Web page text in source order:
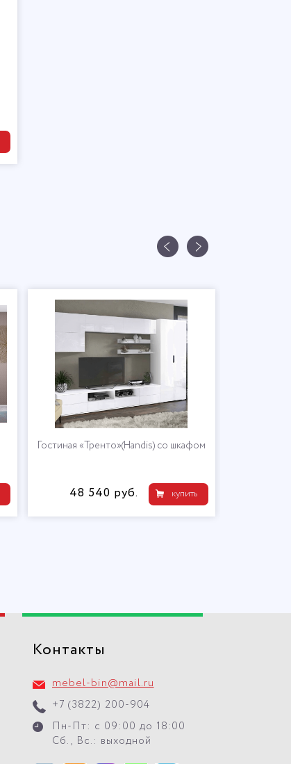
Гостиная «Тренто»(Handis) со шкафом
купить
48 540 руб.
Контакты
mebel-bin@mail.ru
+7 (3822) 200-904
Пн-Пт: с 09:00 до 18:00
Сб., Вс.: выходной